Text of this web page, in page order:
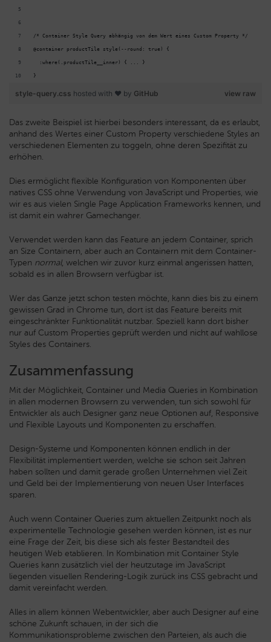
/* Container Style Query abhängig von dem Wert eines Custom Property */
@container productTile style(--round: true) {
  :where(.productTile__inner) { ... }
}
view raw
style-query.css hosted with ❤ by GitHub
Das zweite Beispiel ist hierbei besonders interessant, da es erlaubt,
anhand des Wertes einer Custom Property verschiedene Styles an
verschiedenen Elementen zu toggeln, ohne deren Spezifität zu
erhöhen.
Dies ermöglicht flexible Konfiguration von Komponenten über
natives CSS ohne Verwendung von JavaScript und Properties, wie
wir es aus vielen Single Page Application Frameworks kennen, und
ist damit ein wahrer Gamechanger.
Verwendet werden kann das Feature an jedem Container, sprich
an Size Containern, aber auch an Containern mit dem Container-
Typen normal, welchen wir zuvor kurz einmal angerissen hatten,
sobald es in allen Browsern verfügbar ist.
Wer das Ganze jetzt schon testen möchte, kann dies bis zu einem
gewissen Grad in Chrome tun, dort ist das Feature bereits mit
eingeschränkter Funktionalität nutzbar. Speziell kann dort bisher
nur auf Custom Properties geprüft werden und nicht auf wahllose
Styles des Containers.
Zusammenfassung
Mit der Möglichkeit, Container und Media Queries in Kombination
in allen modernen Browsern zu verwenden, tun sich sowohl für
Entwickler als auch Designer ganz neue Optionen auf, Responsive
und Flexible Layouts und Komponenten zu erschaffen.
Design-Systeme und Komponenten können endlich in der
Flexibilität implementiert werden, welche sie schon seit Jahren
haben sollten und damit gerade großen Unternehmen viel Zeit
und Geld bei der Implementierung von neuen User Interfaces
sparen.
Auch wenn Container Queries zum aktuellen Zeitpunkt noch als
experimentelle Technologie gesehen werden können, ist es nur
eine Frage der Zeit, bis diese sich als fester Bestandteil des
heutigen Web etablieren. In Kombination mit Container Style
Queries kann zusätzlich viel der heutzutage im JavaScript
liegenden visuellen Rendering-Logik zurück ins CSS gebracht und
damit vereinfacht werden.
Alles in allem können Webentwickler, aber auch Designer auf eine
schöne Zukunft schauen, in der sich die
Kommunikationsprobleme zwischen den Parteien, als auch die